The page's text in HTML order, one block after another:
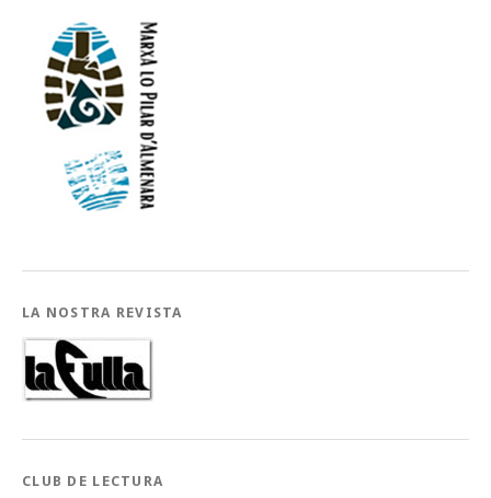
LA NOSTRA REVISTA
CLUB DE LECTURA